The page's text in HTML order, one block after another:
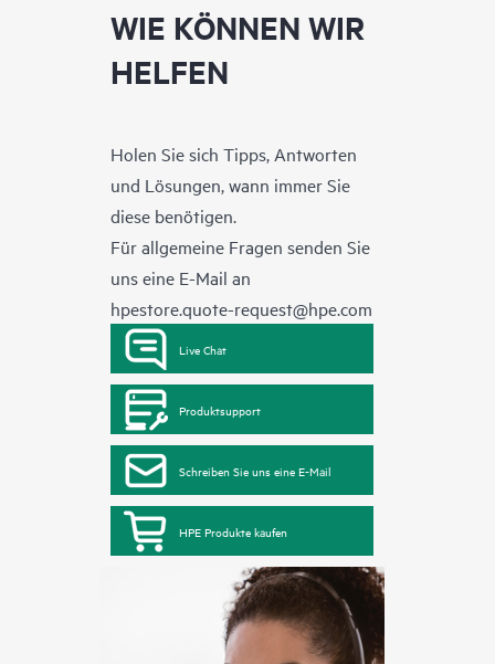
WIE KÖNNEN WIR
HELFEN
Holen Sie sich Tipps, Antworten
und Lösungen, wann immer Sie
diese benötigen.
Für allgemeine Fragen senden Sie
uns eine E-Mail an
hpestore.quote-request@hpe.com
Live Chat
Produktsupport
Schreiben Sie uns eine E-Mail
HPE Produkte kaufen